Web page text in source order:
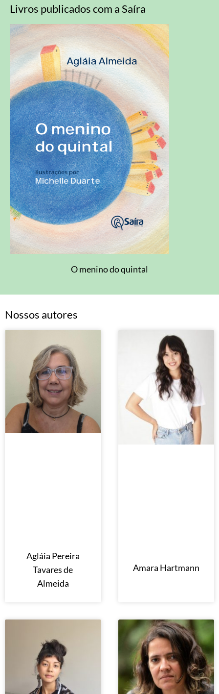
Livros publicados com a Saíra
O menino do quintal
Nossos autores
Agláia Pereira
Tavares de
Almeida
Amara Hartmann